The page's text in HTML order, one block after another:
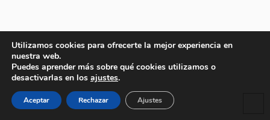
Utilizamos cookies para ofrecerte la mejor experiencia en
nuestra web.
Puedes aprender más sobre qué cookies utilizamos o
desactivarlas en los ajustes.
Aceptar Rechazar Ajustes